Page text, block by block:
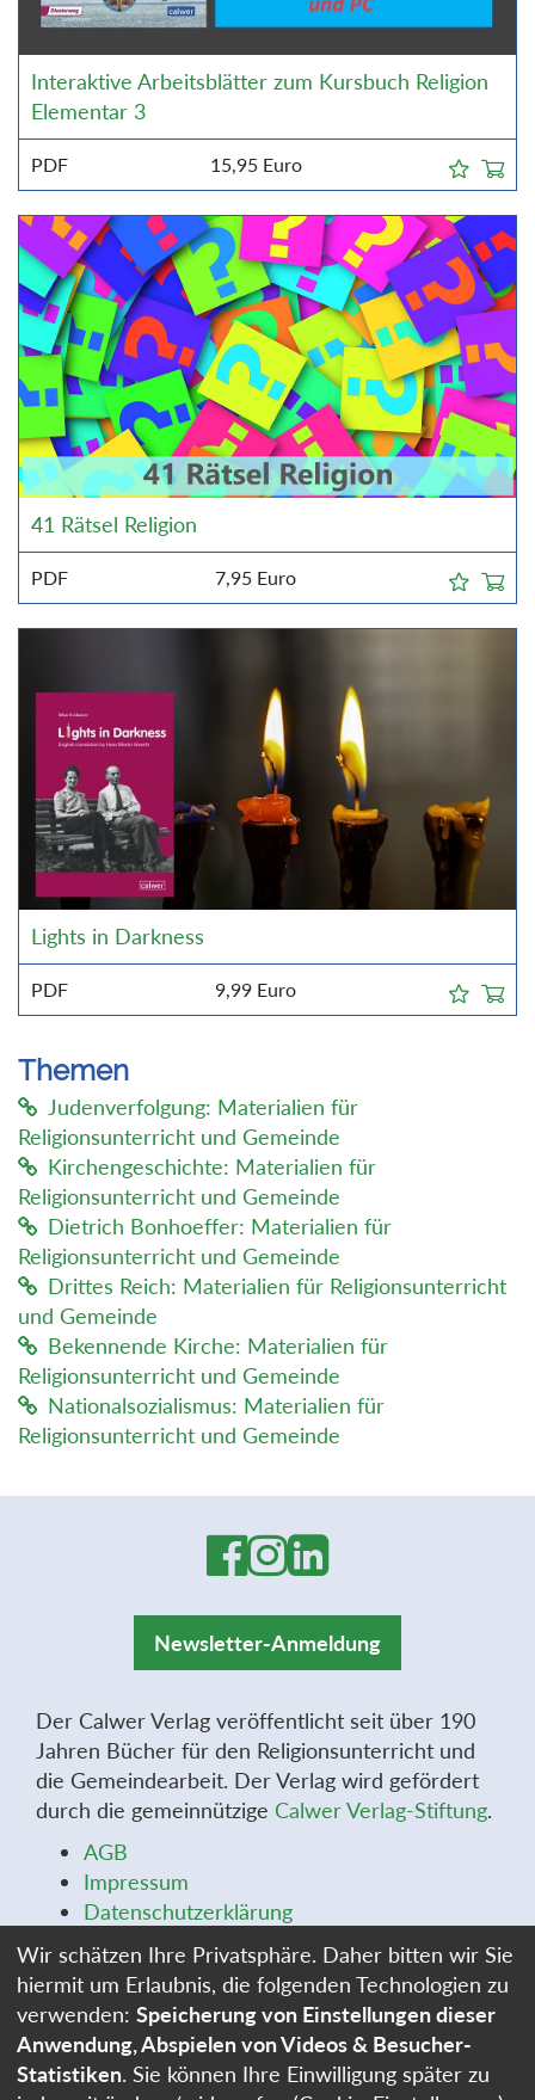
Interaktive Arbeitsblätter zum Kursbuch Religion
Elementar 3
PDF 15,95 Euro
41 Rätsel Religion
PDF 7,95 Euro
Lights in Darkness
PDF 9,99 Euro
Themen
Judenverfolgung: Materialien für
Religionsunterricht und Gemeinde
Kirchengeschichte: Materialien für
Religionsunterricht und Gemeinde
Dietrich Bonhoeffer: Materialien für
Religionsunterricht und Gemeinde
Drittes Reich: Materialien für Religionsunterricht
und Gemeinde
Bekennende Kirche: Materialien für
Religionsunterricht und Gemeinde
Nationalsozialismus: Materialien für
Religionsunterricht und Gemeinde
Newsletter-Anmeldung
Der Calwer Verlag veröffentlicht seit über 190
Jahren Bücher für den Religionsunterricht und
die Gemeindearbeit. Der Verlag wird gefördert
durch die gemeinnützige Calwer Verlag-Stiftung.
AGB
Impressum
Datenschutzerklärung
Widerrufsbelehrung
Widerrufsformular
Stellenangebote
Cookie-Einstellungen
Wir schätzen Ihre Privatsphäre. Daher bitten wir Sie
hiermit um Erlaubnis, die folgenden Technologien zu
verwenden: Speicherung von Einstellungen dieser
Anwendung, Abspielen von Videos & Besucher-
Statistiken. Sie können Ihre Einwilligung später zu